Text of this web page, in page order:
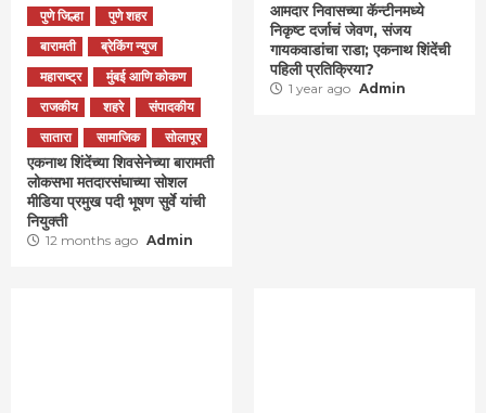
पुणे जिल्हा
पुणे शहर
बारामती
ब्रेकिंग न्युज
महाराष्ट्र
मुंबई आणि कोकण
राजकीय
शहरे
संपादकीय
सातारा
सामाजिक सोलापूर
एकनाथ शिंदेंच्या शिवसेनेच्या बारामती
लोकसभा मतदारसंघाच्या सोशल
मीडिया प्रमुख पदी भूषण सुर्वे यांची
नियुक्ती
12 months ago Admin
आमदार निवासच्या कॅन्टीनमध्ये
निकृष्ट दर्जाचं जेवण, संजय
गायकवाडांचा राडा; एकनाथ शिंदेंची
पहिली प्रतिक्रिया?
1 year ago Admin